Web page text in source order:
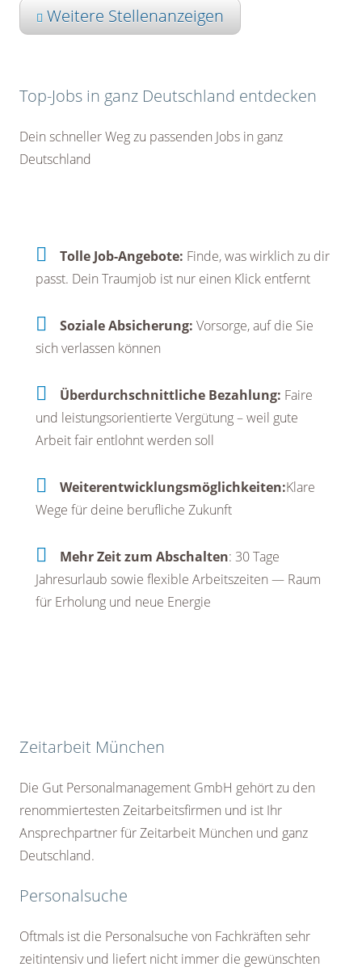
Weitere Stellenanzeigen
Top-Jobs in ganz Deutschland entdecken
Dein schneller Weg zu passenden Jobs in ganz
Deutschland
Tolle Job-Angebote: Finde, was wirklich zu dir
passt. Dein Traumjob ist nur einen Klick entfernt
Soziale Absicherung: Vorsorge, auf die Sie
sich verlassen können
Überdurchschnittliche Bezahlung: Faire
und leistungsorientierte Vergütung – weil gute
Arbeit fair entlohnt werden soll
Weiterentwicklungsmöglichkeiten:Klare
Wege für deine berufliche Zukunft
Mehr Zeit zum Abschalten: 30 Tage
Jahresurlaub sowie flexible Arbeitszeiten — Raum
für Erholung und neue Energie
Zeitarbeit München
Die Gut Personalmanagement GmbH gehört zu den
renommiertesten Zeitarbeitsfirmen und ist Ihr
Ansprechpartner für Zeitarbeit München und ganz
Deutschland.
Personalsuche
Oftmals ist die Personalsuche von Fachkräften sehr
zeitintensiv und liefert nicht immer die gewünschten